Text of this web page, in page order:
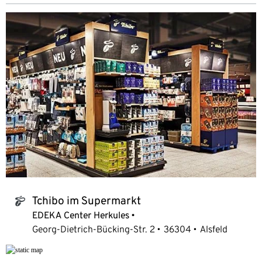
tchibo_logo Tchibo im Supermarkt
EDEKA Center Herkules
Georg-Dietrich-Bücking-Str. 2
36304 Alsfeld